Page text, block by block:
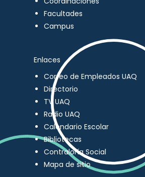
Facultades
Campus
Enlaces
Correo de Empleados UAQ
Directorio
TV UAQ
Radio UAQ
Calendario Escolar
Bibliotecas
Contraloría Social
Mapa de sitio